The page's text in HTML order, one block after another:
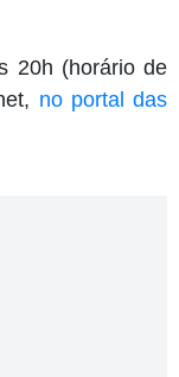
20h (horário de
no portal das